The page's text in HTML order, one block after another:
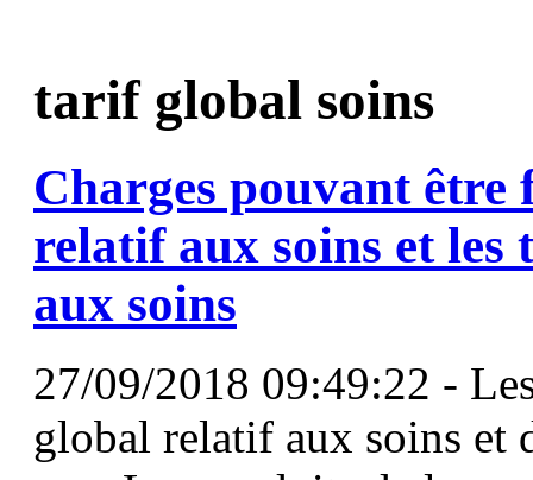
tarif global soins
Charges pouvant être
relatif aux soins et les
aux soins
27/09/2018 09:49:22 -
global relatif aux soins et